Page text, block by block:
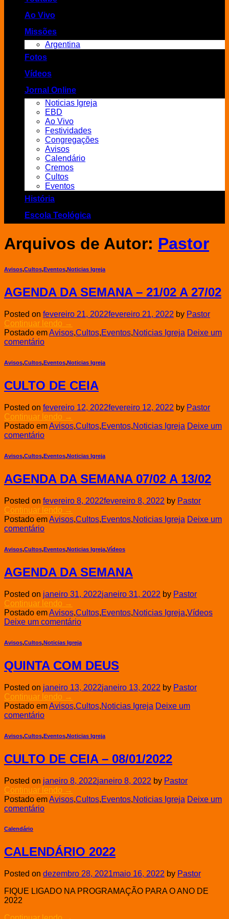
Ao Vivo
Missões
Argentina
Fotos
Vídeos
Jornal Online
Noticias Igreja
EBD
Ao Vivo
Festividades
Congregações
Avisos
Calendário
Cremos
Cultos
Eventos
História
Escola Teológica
Arquivos de Autor: Pastor
Avisos,Cultos,Eventos,Noticias Igreja
AGENDA DA SEMANA – 21/02 A 27/02
Posted on fevereiro 21, 2022fevereiro 21, 2022 by Pastor
Continuar lendo →
Postado emAvisos,Cultos,Eventos,Noticias Igreja Deixe um
comentário
Avisos,Cultos,Eventos,Noticias Igreja
CULTO DE CEIA
Posted on fevereiro 12, 2022fevereiro 12, 2022 by Pastor
Continuar lendo →
Postado emAvisos,Cultos,Eventos,Noticias Igreja Deixe um
comentário
Avisos,Cultos,Eventos,Noticias Igreja
AGENDA DA SEMANA 07/02 A 13/02
Posted on fevereiro 8, 2022fevereiro 8, 2022 by Pastor
Continuar lendo →
Postado emAvisos,Cultos,Eventos,Noticias Igreja Deixe um
comentário
Avisos,Cultos,Eventos,Noticias Igreja,Vídeos
AGENDA DA SEMANA
Posted on janeiro 31, 2022janeiro 31, 2022 by Pastor
Continuar lendo →
Postado emAvisos,Cultos,Eventos,Noticias Igreja,Vídeos
Deixe um comentário
Avisos,Cultos,Noticias Igreja
QUINTA COM DEUS
Posted on janeiro 13, 2022janeiro 13, 2022 by Pastor
Continuar lendo →
Postado emAvisos,Cultos,Noticias Igreja Deixe um
comentário
Avisos,Cultos,Eventos,Noticias Igreja
CULTO DE CEIA – 08/01/2022
Posted on janeiro 8, 2022janeiro 8, 2022 by Pastor
Continuar lendo →
Postado emAvisos,Cultos,Eventos,Noticias Igreja Deixe um
comentário
Calendário
CALENDÁRIO 2022
Posted on dezembro 28, 2021maio 16, 2022 by Pastor
FIQUE LIGADO NA PROGRAMAÇÃO PARA O ANO DE
2022